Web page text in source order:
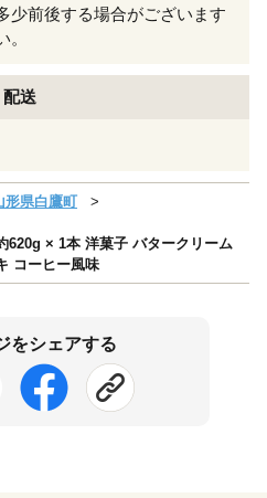
少前後する場合がございます
配送
形県白鷹町
620g × 1本 洋菓子 バタークリーム
コーヒー風味
をシェアする